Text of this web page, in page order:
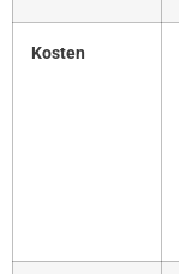
Kosten